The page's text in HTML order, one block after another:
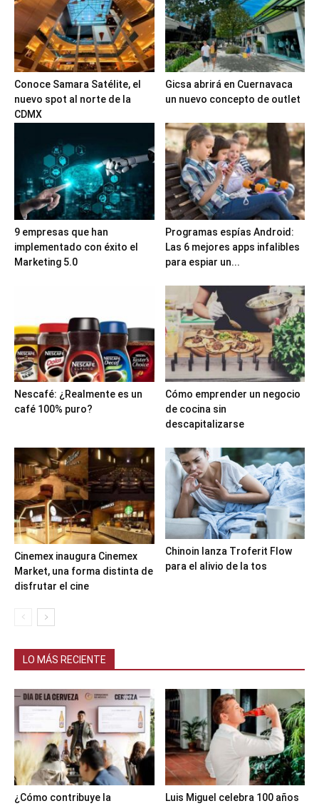
Conoce Samara Satélite, el
nuevo spot al norte de la
CDMX
Gicsa abrirá en Cuernavaca
un nuevo concepto de outlet
9 empresas que han
implementado con éxito el
Marketing 5.0
Programas espías Android:
Las 6 mejores apps infalibles
para espiar un...
Nescafé: ¿Realmente es un
café 100% puro?
Cómo emprender un negocio
de cocina sin
descapitalizarse
Cinemex inaugura Cinemex
Market, una forma distinta de
disfrutar el cine
Chinoin lanza Troferit Flow
para el alivio de la tos
LO MÁS RECIENTE
¿Cómo contribuye la
Luis Miguel celebra 100 años